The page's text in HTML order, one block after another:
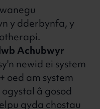
y dderbynfa, y
Achubwyr
newid ei system
oed am system
â gosod